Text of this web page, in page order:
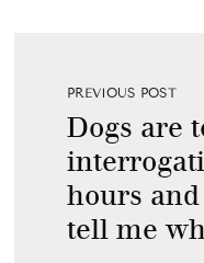
PREVIOUS POST
Dogs are
hours
tell me